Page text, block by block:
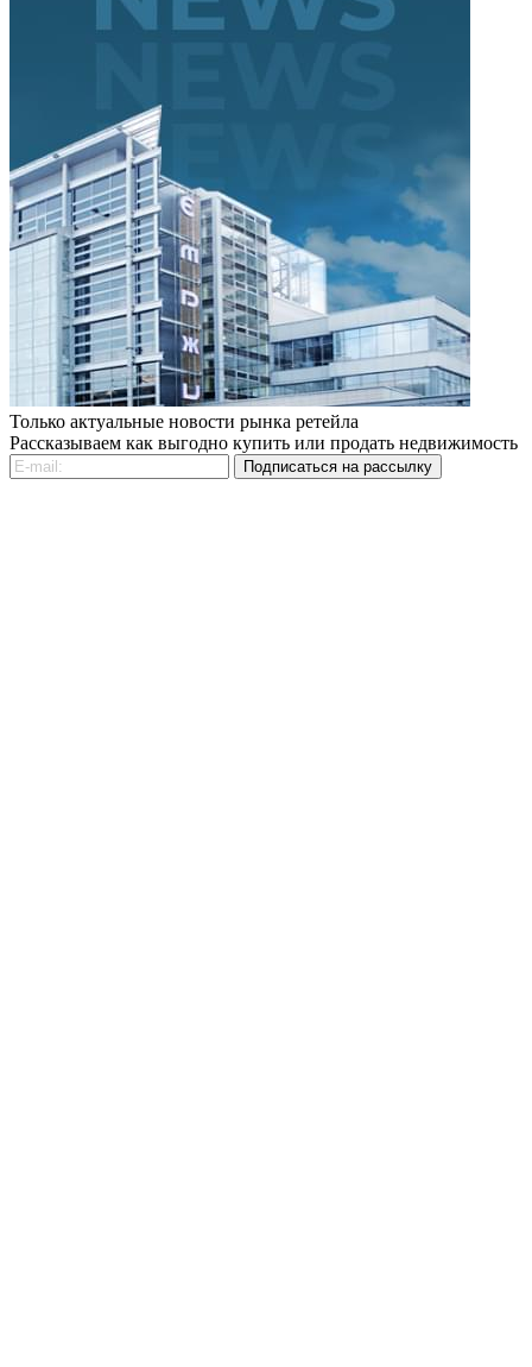
Только актуальные новости рынка ретейла
Рассказываем как выгодно купить или продать недвижимость